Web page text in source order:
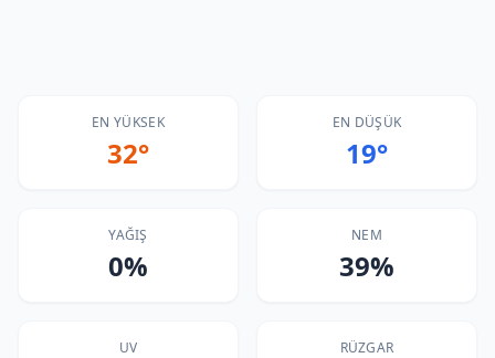
EN YÜKSEK
32°
EN DÜŞÜK
19°
YAĞIŞ
0%
NEM
39%
UV RÜZGAR